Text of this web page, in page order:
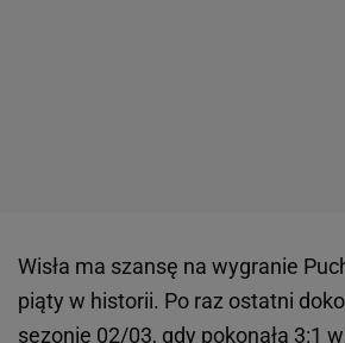
Wisła ma szansę na wygranie
piąty w historii. Po raz ostatni
sezonie 02/03, gdy pokonała 3:1